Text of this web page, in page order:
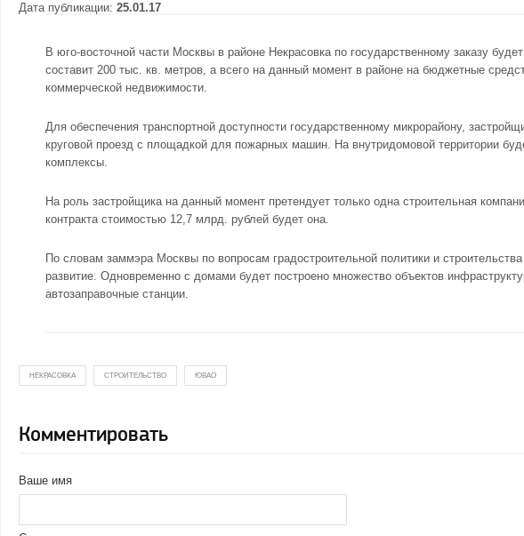
Дата публикации: 25.01.17
В юго-восточной части Москвы в районе Некрасовка по государственному заказу
составит 200 тыс. кв. метров, а всего на данный момент в районе на бюджетные
коммерческой недвижимости.
Для обеспечения транспортной доступности государственному микрорайону,
круговой проезд с площадкой для пожарных машин. На внутридомовой территории
комплексы.
На роль застройщика на данный момент претендует только одна строительная
контракта стоимостью 12,7 млрд. рублей будет она.
По словам заммэра Москвы по вопросам градостроительной политики и
развитие. Одновременно с домами будет построено множество объектов
автозаправочные станции.
НЕКРАСОВКА СТРОИТЕЛЬСТВО ЮВАО
Комментировать
Ваше имя